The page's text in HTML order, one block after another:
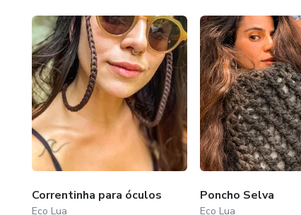
Correntinha para óculos
Eco Lua
Poncho Selva
Eco Lua